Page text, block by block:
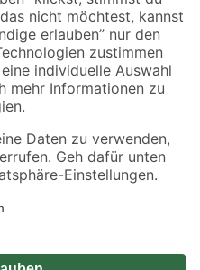
dargestellten Angebote sind unter
angegebenen Verfügbarkeiten beziehen
für Artikel mit Speditionsversand, hier